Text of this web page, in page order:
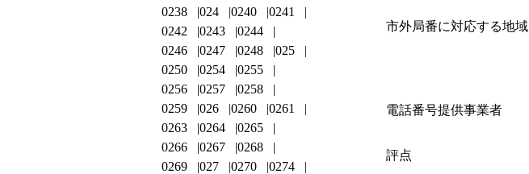
市外局番に対応する地域
電話番号提供事業者
評点
0238
024 0240
0241
0242
0243
0244
0246
0247 0248
025
0250
0254
0255
0256
0257
0258
0259
026 0260
0261
0263
0264
0265
0266
0267
0268
0269
027 0270
0274